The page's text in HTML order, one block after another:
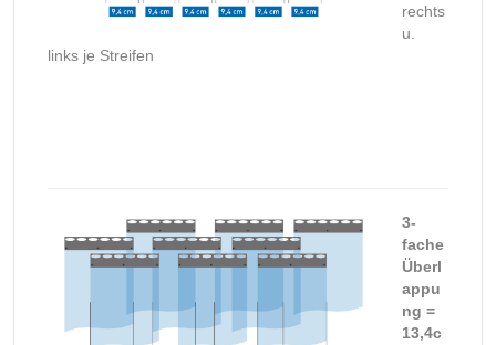
rechts
u.
links je Streifen
3-
fache
Überl
appu
ng =
13,4c